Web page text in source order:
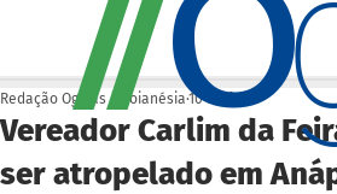
Vereador Carlim da
ser atropelado em
Redação Ogoiás | Goianésia 10 de fev.